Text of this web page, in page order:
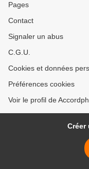
Pages
Contact
Signaler un abus
C.G.U.
Cookies et données
Préférences cookies
Voir le profil de
Créer